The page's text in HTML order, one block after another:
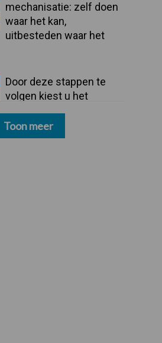
mechanisatie: zelf doen
waar het kan,
uitbesteden waar het
Door deze stappen te
volgen kiest u het
dipmiddel dat bij uw
bedrijf past
Toon meer